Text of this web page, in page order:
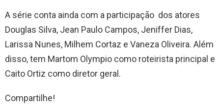
A série conta ainda com a participação dos atores
Douglas Silva, Jean Paulo Campos, Jeniffer Dias,
Larissa Nunes, Milhem Cortaz e Vaneza Oliveira. Além
disso, tem Martom Olympio como roteirista principal e
Caito Ortiz como diretor geral.
Compartilhe!